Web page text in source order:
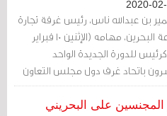
بن عبدالله ناس، رئيس غرفة تجارة
وصناعة البحرين، مهامه (الإثنين 10 فبراير
كرئيس للدورة الجديدة الواحد
باتحاد غرف دول مجلس التعاون